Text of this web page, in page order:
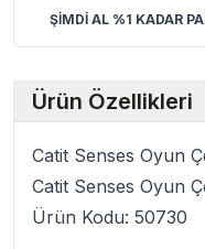
ŞİMDİ AL %1 KADAR
Ürün Özellikleri
Catit Senses Oyun
Catit Senses Oyun
Ürün Kodu: 50730